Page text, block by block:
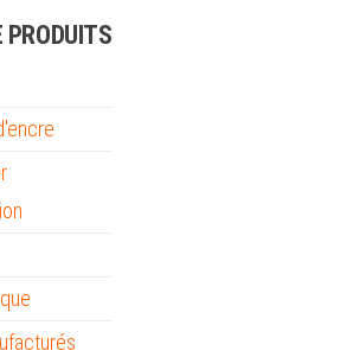
PRODUITS